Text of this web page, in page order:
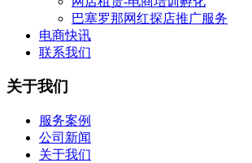
巴塞罗那网红探店推广服务
电商快讯
联系我们
关于我们
服务案例
公司新闻
关于我们